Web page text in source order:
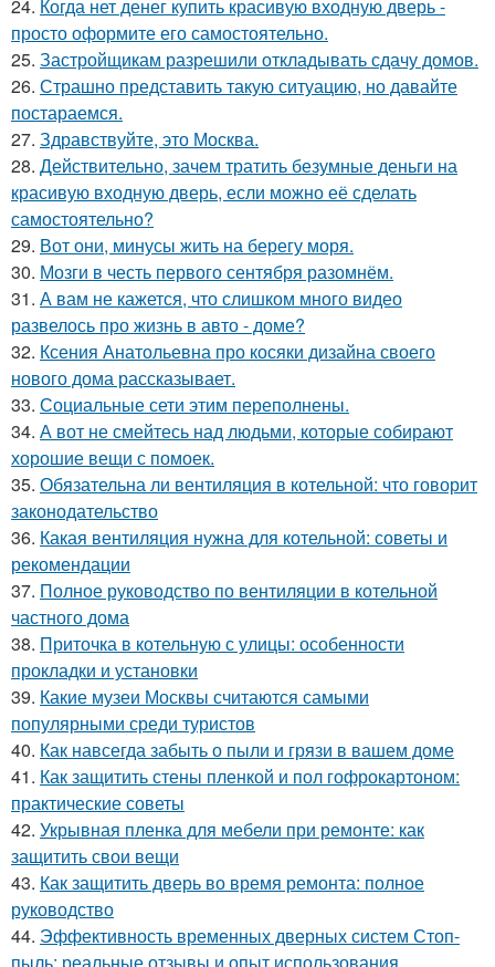
24. Когда нет денег купить красивую входную дверь -
просто оформите его самостоятельно.
25. Застройщикам разрешили откладывать сдачу домов.
26. Страшно представить такую ситуацию, но давайте
постараемся.
27. Здравствуйте, это Москва.
28. Действительно, зачем тратить безумные деньги на
красивую входную дверь, если можно её сделать
самостоятельно?
29. Вот они, минусы жить на берегу моря.
30. Мозги в честь первого сентября разомнём.
31. А вам не кажется, что слишком много видео
развелось про жизнь в авто - доме?
32. Ксения Анатольевна про косяки дизайна своего
нового дома рассказывает.
33. Социальные сети этим переполнены.
34. А вот не смейтесь над людьми, которые собирают
хорошие вещи с помоек.
35. Обязательна ли вентиляция в котельной: что говорит
законодательство
36. Какая вентиляция нужна для котельной: советы и
рекомендации
37. Полное руководство по вентиляции в котельной
частного дома
38. Приточка в котельную с улицы: особенности
прокладки и установки
39. Какие музеи Москвы считаются самыми
популярными среди туристов
40. Как навсегда забыть о пыли и грязи в вашем доме
41. Как защитить стены пленкой и пол гофрокартоном:
практические советы
42. Укрывная пленка для мебели при ремонте: как
защитить свои вещи
43. Как защитить дверь во время ремонта: полное
руководство
44. Эффективность временных дверных систем Стоп-